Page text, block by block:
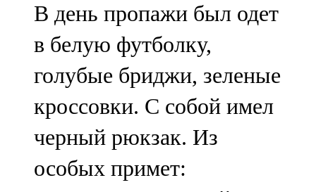
107,0 FM
Яр Чаллы
105,5 FM
В день пропажи был одет
в белую футболку,
голубые бриджи, зеленые
кроссовки. С собой имел
черный рюкзак. Из
особых примет: